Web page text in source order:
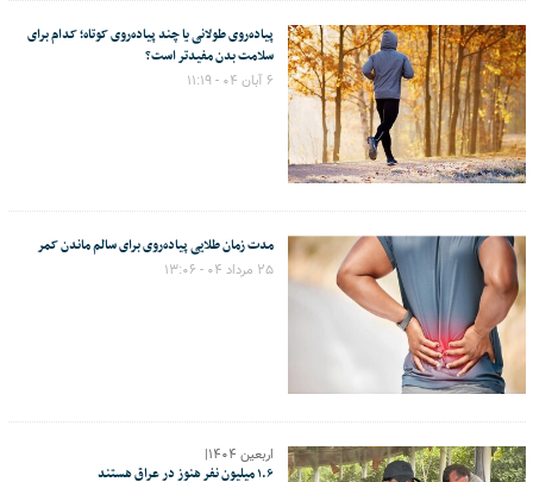
پیاده‌روی طولانی یا چند پیاده‌روی کوتاه؛ کدام برای
سلامت بدن مفیدتر است؟
۶ آبان ۰۴ - ۱۱:۱۹
مدت زمان طلایی پیاده‌روی برای سالم ماندن کمر
۲۵ مرداد ۰۴ - ۱۳:۰۶
اربعین ۱۴۰۴|
۱.۶ میلیون نفر هنوز در عراق هستند